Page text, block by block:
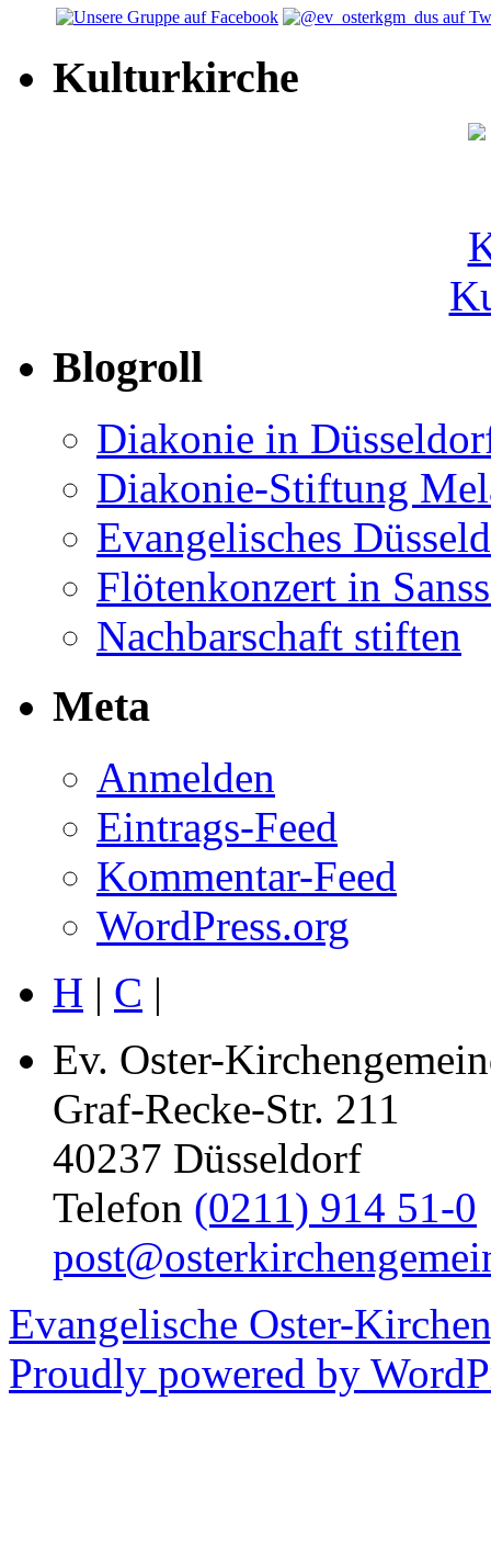
Kulturkirche
Blogroll
Diakonie in
Diakonie-Stiftung
Evangelisches
Flötenkonzert in
Nachbarschaft stiften
Meta
Anmelden
Eintrags-Feed
Kommentar-Feed
WordPress.org
H | C |
Ev. Oster-
Graf-Recke-Str. 211
40237 Düsseldorf
Telefon (0211) 914 51-0
Evangelische Oster-
Proudly powered by